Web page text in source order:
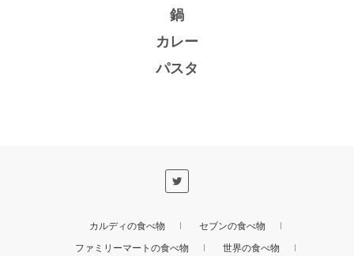
鍋
カレー
パスタ
カルディの食べ物
セブンの食べ物
ファミリーマートの食べ物
世界の食べ物